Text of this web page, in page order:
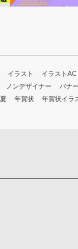
イラスト
イラストAC
ノンデザイナー
バナ
夏 年賀状 年賀状イラ